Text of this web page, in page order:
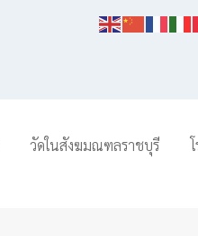
วัดในสังฆมณฑลราชบุรี